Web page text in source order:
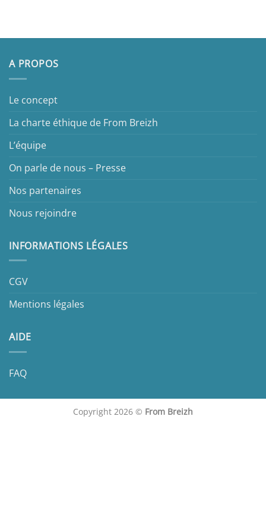
A PROPOS
Le concept
La charte éthique de From Breizh
L’équipe
On parle de nous – Presse
Nos partenaires
Nous rejoindre
INFORMATIONS LÉGALES
CGV
Mentions légales
AIDE
FAQ
Copyright 2026 © From Breizh